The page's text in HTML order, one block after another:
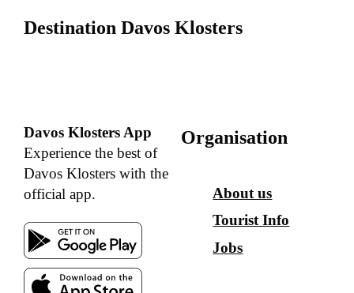
Destination Davos Klosters
Davos Klosters App
Experience the best of
Davos Klosters with the
official app.
Organisation
About us
Tourist Info
Jobs